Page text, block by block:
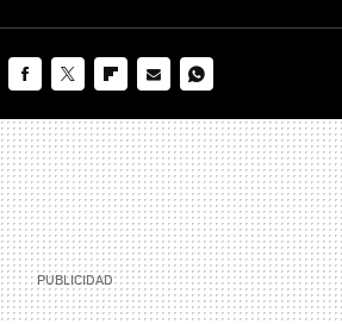
MAIL